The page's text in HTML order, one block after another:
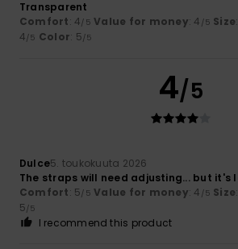
Transparent
Comfort: 4/5 Value for money: 4 /5 Size
4/5 Color: 5/5
4/5
Dulce5. toukokuuta 2026
The straps will need adjusting... but it's
Comfort: 5/5 Value for money: 4 /5 Size
5/5
I recommend this product